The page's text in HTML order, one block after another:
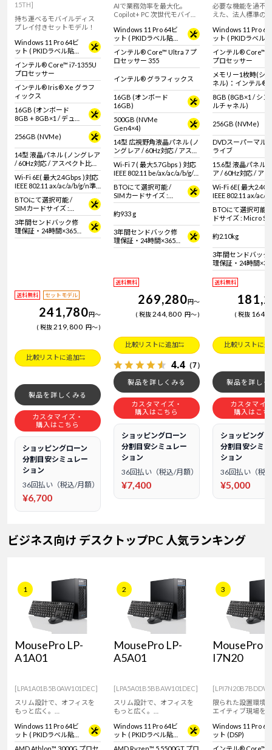
15TH]
持ち運べるモバイルディス
プレイ付きセットモデル！
Windows 11 Pro 64ビ
ット ( PKIDラベル貼付
対応 )
インテル® Core™ i7-1355U
プロセッサー
インテル® Iris® Xe グラフ
ィックス
16GB (オンボード
8GB + 8GB×1 / デュア
ルチャネル)
256GB (NVMe)
14型 液晶パネル (ノングレア
/ 60Hz対応 / アスペクト比
16:9)
Wi-Fi 6E( 最大2.4Gbps )対応
IEEE 802.11 ax/ac/a/b/g/n準
拠 ＋ Bluetooth 5内蔵
BTOにて選択可能 /
SIMカードサイズ :
Micro SIMカード
3年間センドバック修
理保証・24時間×365
日電話サポート
送料無料 セットモデル
241,780円～
税抜219,800 円～
比較リストに追加
製品を詳しくみる
カスタマイズ・
購入はこちら
ショッピングローン
分割目安シミュレー
ション
36回払い（税込/月額）
¥6,700
AIで業務効率を最大化。
Copilot+ PC 次世代モバイル
Windows 11 Pro 64ビ
ット ( PKIDラベル貼付
対応 )
インテル® Core™ Ultra 7 プ
ロセッサー 355
インテル® グラフィックス
16GB (オンボード
16GB)
500GB (NVMe
Gen4×4)
14型 広視野角液晶パネル (ノ
ングレア / 60Hz対応 / アスペ
クト比16:10)
Wi-Fi 7 ( 最大5.7Gbps ) 対応
IEEE 802.11 be/ax/ac/a/b/g/n
準拠 ＋ Bluetooth 6内蔵
BTOにて選択可能 /
SIMカードサイズ :
nano SIM + eSIMカー
ド
約933 g
3年間センドバック修
理保証・24時間×365
日電話サポート
送料無料
269,280円～
税抜244,800 円～
比較リストに追加
4.4 （7）
製品を詳しくみる
カスタマイズ・
購入はこちら
ショッピングローン
分割目安シミュレー
ション
36回払い（税込/月額）
¥7,400
必要な機能を過不
えた、法人標準の
Windows 11 Pro 64
ット ( PKIDラベル
対応 )
インテル® Core™
プロセッサー
メモリー1枚時(シ
ネル)：インテル®
フィックス
メモリー2枚時(デ
ネル)：インテル®
8GB (8GB×1 / シン
ルチャネル)
256GB (NVMe)
DVDスーパーマル
ライブ
15.6型 液晶パネル (
ア / 60Hz対応 / ア
16:9)
Wi-Fi 6E( 最大
IEEE 802.11 ax/ac/
拠 ＋ Bluetooth 5
BTOにて選択可能 /
ドサイズ : Micro
約2.10kg
3年間センドバック
理保証・24時間
日電話サポート
送料無料
税抜
比較リストに追
製品を詳しく
カスタマイ
購入はこち
ショッピング
分割目安シミ
ション
36回払い（税
¥5,000
ビジネス向け デスクトップPC 人気ランキング
1
MousePro LP-
A1A01
[LPA1A01B5B0AW101DEC]
スリム設計で、オフィスを
もっと広く。
快適な業務環境を。
Windows 11 Pro 64ビ
ット ( PKIDラベル貼付
対応 )
2
MousePro LP-
A5A01
[LPA5A01B5BBAW101DEC]
スリム設計で、オフィスを
もっと広く。
快適な業務環境を。
Windows 11 Pro 64ビ
ット ( PKIDラベル貼付
対応 )
3
MousePro
I7N20
限られた設置環境
エイティブ現場を
コン
Windows 11 Pro 64
ット (DSP)